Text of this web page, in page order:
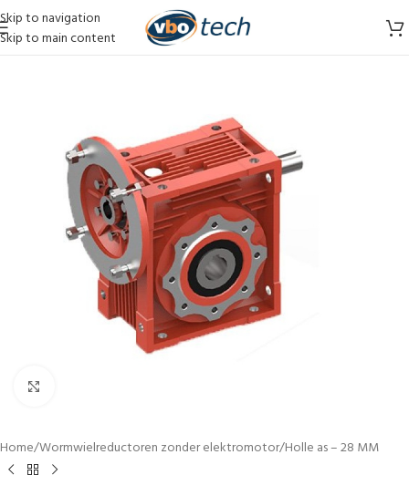
Skip to navigation
Skip to main content
Home/Wormwielreductoren zonder elektromotor/Holle as – 28 MM